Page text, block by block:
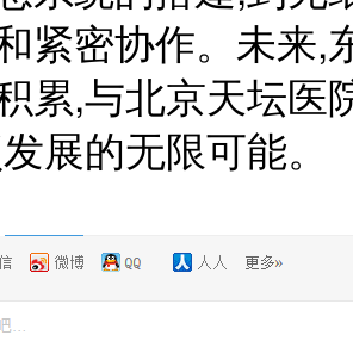
紧密协作。未来,
累,与北京天坛医
展的无限可能。